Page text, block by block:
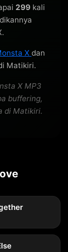
299 kali
X dan
Matikiri.
X MP3
buffering,
di Matikiri.